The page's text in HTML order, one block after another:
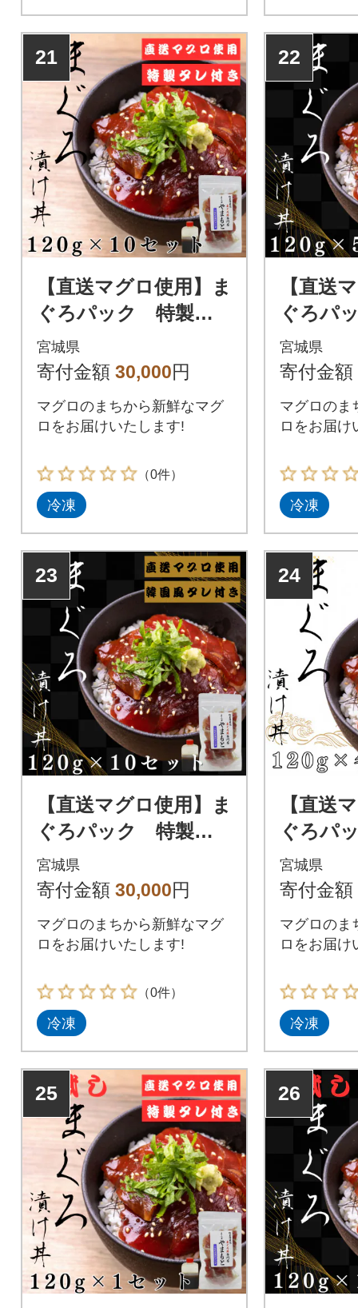
21
【直送マグロ使用】ま
ぐろパック 特製漬
けタレ付き 120g×10
パック
宮城県
寄付金額 30,000円
マグロのまちから新鮮なマグ
ロをお届けいたします!
（0件）
冷凍
22
【直送
ぐろパ
国風タ
5パック
宮城県
寄付金額
マグロのま
ロをお届け
冷凍
23
【直送マグロ使用】ま
ぐろパック 特製韓
国風タレ付き 120g×
10パック
宮城県
寄付金額 30,000円
マグロのまちから新鮮なマグ
ロをお届けいたします!
（0件）
冷凍
24
【直送
ぐろパ
けタレ
タレ付
宮城県
寄付金額
マグロのま
ロをお届け
冷凍
25 26